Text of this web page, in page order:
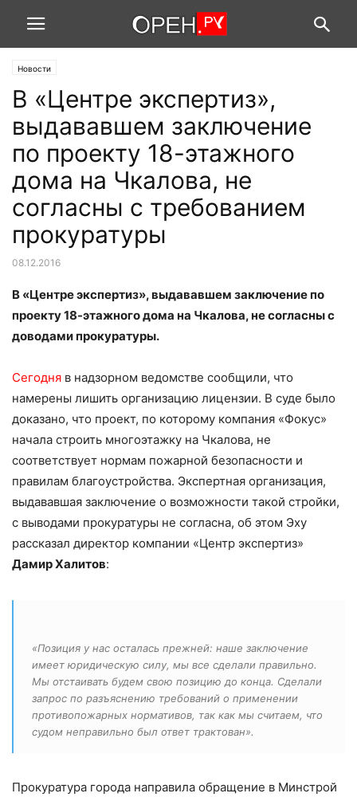
Новости
В «Центре экспертиз»,
выдававшем заключение
по проекту 18-этажного
дома на Чкалова, не
согласны с требованием
прокуратуры
08.12.2016
В «Центре экспертиз», выдававшем заключение по
проекту 18-этажного дома на Чкалова, не согласны с
доводами прокуратуры.
Сегодня в надзорном ведомстве сообщили, что
намерены лишить организацию лицензии. В суде было
доказано, что проект, по которому компания «Фокус»
начала строить многоэтажку на Чкалова, не
соответствует нормам пожарной безопасности и
правилам благоустройства. Экспертная организация,
выдававшая заключение о возможности такой стройки,
с выводами прокуратуры не согласна, об этом Эху
рассказал директор компании «Центр экспертиз»
Дамир Халитов:
«Позиция у нас осталась прежней: наше заключение
имеет юридическую силу, мы все сделали правильно.
Мы отстаивать будем свою позицию до конца. Сделали
запрос по разъяснению требований о применении
противопожарных нормативов, так как мы считаем, что
судом неправильно был ответ трактован».
Прокуратура города направила обращение в Минстрой